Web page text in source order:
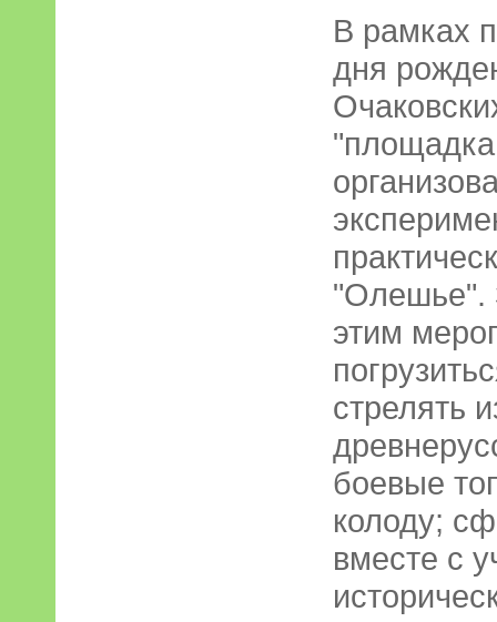
В рамках
дня
"Олешье".
этим
стрелять
боевые
колоду;
вместе с